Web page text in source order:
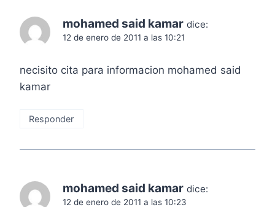
mohamed said kamar dice:
12 de enero de 2011 a las 10:21
necisito cita para informacion mohamed said
kamar
Responder
mohamed said kamar dice:
12 de enero de 2011 a las 10:23